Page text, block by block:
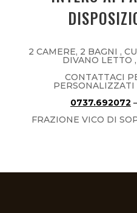
2 CAMERE, 2 BAGNI ,
DIVANO LETTO
CONTATTACI
0737.692072 –
FRAZIONE VICO DI